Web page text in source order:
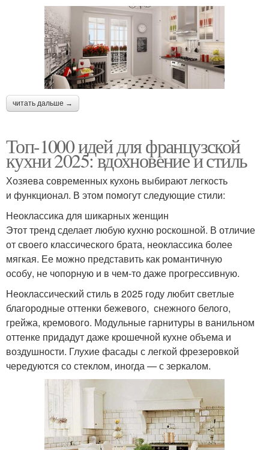
читать дальше →
Топ-1000 идей для французской
кухни 2025: вдохновение и стиль
Хозяева современных кухонь выбирают легкость
и функционал. В этом помогут следующие стили:
Неоклассика для шикарных женщин
Этот тренд сделает любую кухню роскошной. В отличие
от своего классического брата, неоклассика более
мягкая. Ее можно представить как романтичную
особу, не чопорную и в чем-то даже прогрессивную.
Неоклассический стиль в 2025 году любит светлые
благородные оттенки бежевого, снежного белого,
грейжа, кремового. Модульные гарнитуры в ванильном
оттенке придадут даже крошечной кухне объема и
воздушности. Глухие фасады с легкой фрезеровкой
чередуются со стеклом, иногда — с зеркалом.